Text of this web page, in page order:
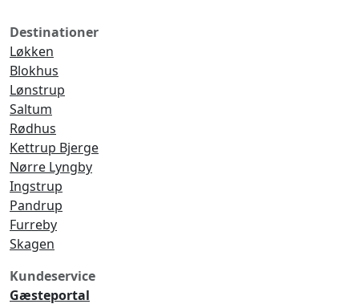
Destinationer
Løkken
Blokhus
Lønstrup
Saltum
Rødhus
Kettrup Bjerge
Nørre Lyngby
Ingstrup
Pandrup
Furreby
Skagen
Kundeservice
Gæsteportal